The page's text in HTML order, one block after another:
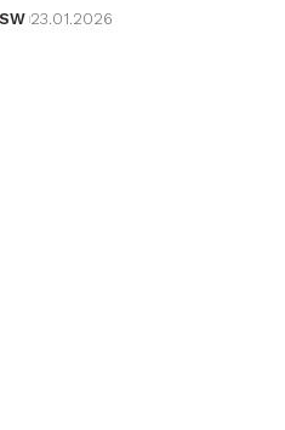
SW 23.01.2026